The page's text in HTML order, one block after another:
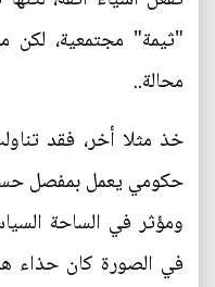
"ثيمة" مجتمعية،
محالة..
خذ مثلا أخر، فقد
حكومي يعمل بمفصل
ومؤثر في الساحة
في الصورة كان حذاء